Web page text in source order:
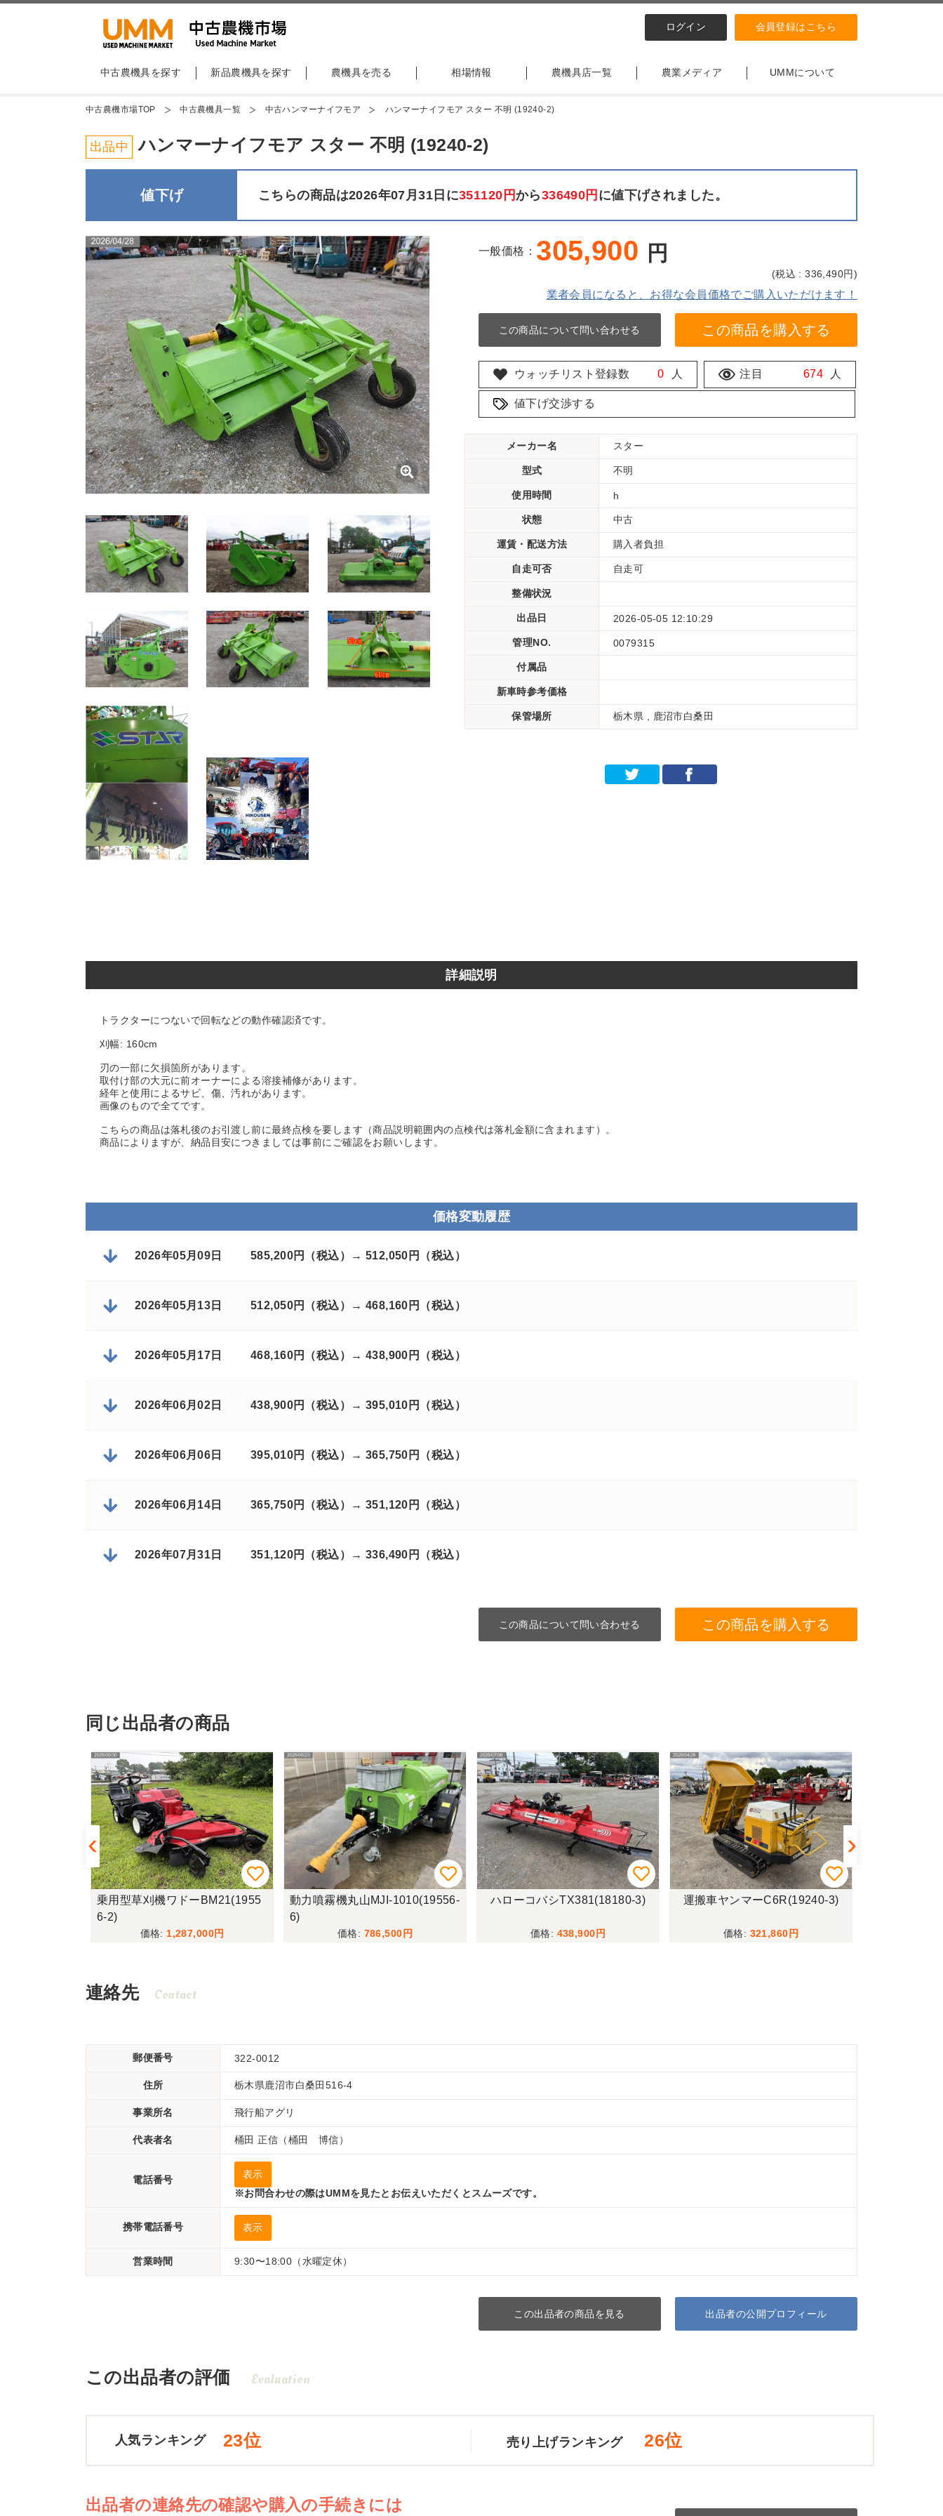
ログイン 会員登録はこちら
中古農機具を探す 新品農機具を探す 農機具を売る 相場情報 農機具店一覧 農業メディア UMMについて
中古農機市場TOP 中古農機具一覧 中古ハンマーナイフモア ハンマーナイフモア スター 不明 (19240-2)
出品中 ハンマーナイフモア スター 不明 (19240-2)
値下げ こちらの商品は2026年07月31日に351120円から336490円 に値下げされました。
一般価格： 305,900 円
(税込 : 336,490円)
業者会員になると、お得な会員価格でご購入いただけます！
この商品について問い合わせる この商品を購入する
ウォッチリスト登録数 0 人 注目 674 人
値下げ交渉する
メーカー名 スター
型式 不明
使用時間 h
状態 中古
運賃・配送方法 購入者負担
自走可否 自走可
整備状況
出品日 2026-05-05 12:10:29
管理NO. 0079315
付属品
新車時参考価格
保管場所 栃木県 , 鹿沼市白桑田
詳細説明
トラクターにつないで回転などの動作確認済です。
刈幅: 160cm
刃の一部に欠損箇所があります。
取付け部の大元に前オーナーによる溶接補修があります。
経年と使用によるサビ、傷、汚れがあります。
画像のもので全てです。
こちらの商品は落札後のお引渡し前に最終点検を要します（商品説明範囲内の点検代は落札金額に含まれます）。
商品によりますが、納品目安につきましては事前にご確認をお願いします。
価格変動履歴
2026年05月09日 585,200円（税込）→ 512,050円（税込）
2026年05月13日 512,050円（税込）→ 468,160円（税込）
2026年05月17日 468,160円（税込）→ 438,900円（税込）
2026年06月02日 438,900円（税込）→ 395,010円（税込）
2026年06月06日 395,010円（税込）→ 365,750円（税込）
2026年06月14日 365,750円（税込）→ 351,120円（税込）
2026年07月31日 351,120円（税込）→ 336,490円（税込）
この商品について問い合わせる この商品を購入する
同じ出品者の商品
乗用型草刈機ワドーBM21(1955
6-2)
1,287,000
動力噴霧機丸山MJI-1010(19556-
6)
786,500
ハローコバシTX381(18180-3)
438,900
運搬車ヤンマーC6R(19240-3)
321,860
連絡先 Contact
郵便番号 322-0012
住所 栃木県鹿沼市白桑田516-4
事業所名 飛行船アグリ
代表者名 桶田 正信（桶田 博信）
電話番号
表示
※お問合わせの際はUMMを見たとお伝えいただくとスムーズです。
携帯電話番号 表示
営業時間 9:30〜18:00（水曜定休）
この出品者の商品を見る 出品者の公開プロフィール
この出品者の評価 Evaluation
人気ランキング 23位 売り上げランキング 26位
出品者の連絡先の確認や購入の手続きには